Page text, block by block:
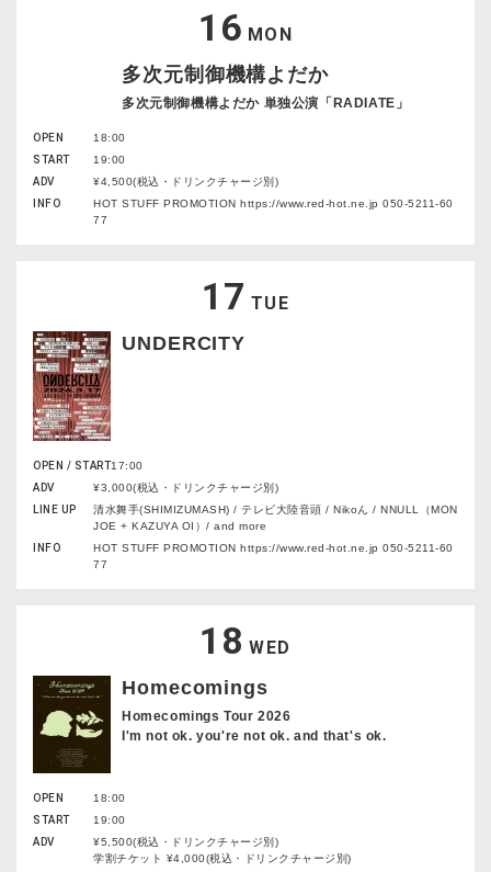
16 MON
多次元制御機構よだか
多次元制御機構よだか 単独公演「RADIATE」
OPEN
18:00
START
19:00
ADV
¥4,500(税込・ドリンクチャージ別)
INFO
HOT STUFF PROMOTION https://www.red-hot.ne.jp 050-5211-60
77
17 TUE
UNDERCITY
OPEN / START17:00
ADV
¥3,000(税込・ドリンクチャージ別)
LINE UP
清水舞手(SHIMIZUMASH) / テレビ大陸音頭 / Nikoん / NNULL（MON
JOE + KAZUYA OI）/ and more
INFO
HOT STUFF PROMOTION https://www.red-hot.ne.jp 050-5211-60
77
18 WED
Homecomings
Homecomings Tour 2026
I'm not ok. you're not ok. and that's ok.
OPEN
18:00
START
19:00
ADV
¥5,500(税込・ドリンクチャージ別)
学割チケット ¥4,000(税込・ドリンクチャージ別)